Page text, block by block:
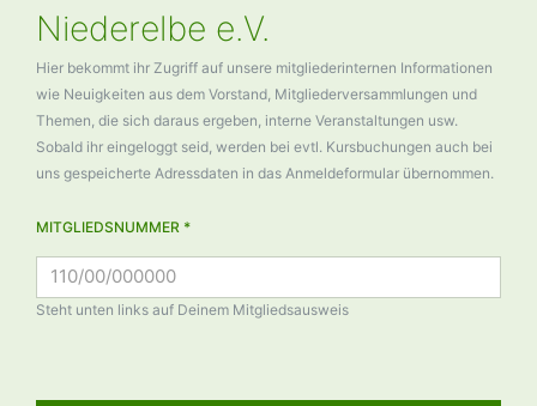
Niederelbe e.V.
Hier bekommt ihr Zugriff auf unsere mitgliederinternen Informationen
wie Neuigkeiten aus dem Vorstand, Mitgliederversammlungen und
Themen, die sich daraus ergeben, interne Veranstaltungen usw.
Sobald ihr eingeloggt seid, werden bei evtl. Kursbuchungen auch bei
uns gespeicherte Adressdaten in das Anmeldeformular übernommen.
MITGLIEDSNUMMER *
Steht unten links auf Deinem Mitgliedsausweis